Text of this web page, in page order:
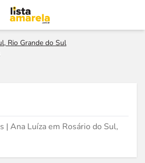
Rio Grande do Sul
| Ana Luíza em Rosário do Sul,